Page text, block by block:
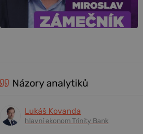
Názory analytiků
Lukáš Kovanda
hlavní ekonom Trinity Bank